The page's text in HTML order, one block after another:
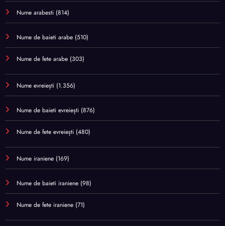
Nume arabesti (814)
Nume de baieti arabe (510)
Nume de fete arabe (303)
Nume evreiești (1.356)
Nume de baieti evreiești (876)
Nume de fete evreiești (480)
Nume iraniene (169)
Nume de baieti iraniene (98)
Nume de fete iraniene (71)